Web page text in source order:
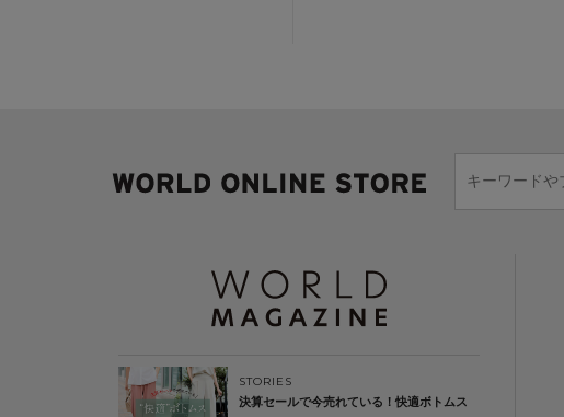
STORIES
決算セールで今売れている！快適ボトムス